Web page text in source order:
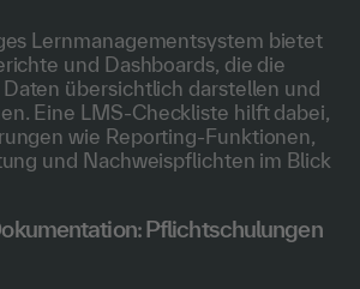
Lernmanagementsystem bietet
und Dashboards, die die
übersichtlich darstellen und
Eine LMS-Checkliste hilft dabei,
wie Reporting-Funktionen,
und Nachweispflichten im Blick
Pflichtschulungen